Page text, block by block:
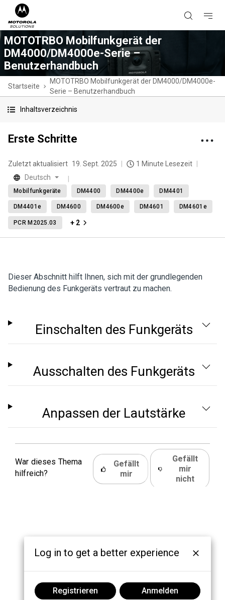
MOTOTRBO Mobilfunkgerät der
DM4000/DM4000e-Serie –
Benutzerhandbuch
Startseite
MOTOTRBO Mobilfunkgerät der DM4000/DM4000e-
Serie – Benutzerhandbuch
Inhaltsverzeichnis
Erste Schritte
Zuletzt aktualisiert 19. Sept. 2025
1 Minute Lesezeit
Deutsch
Mobilfunkgeräte DM4400 DM4400e DM4401
DM4401e DM4600 DM4600e DM4601 DM4601e
PCR M2025.03 + 2
Dieser Abschnitt hilft Ihnen, sich mit der grundlegenden
Bedienung des Funkgeräts vertraut zu machen.
Einschalten des Funkgeräts
Ausschalten des Funkgeräts
Anpassen der Lautstärke
War dieses Thema
hilfreich?
Gefällt
mir
Gefällt
mir
nicht
Log in to get a better experience
Registrieren Anmelden